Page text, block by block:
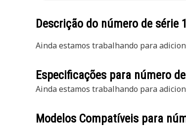
Descrição do número de série
Ainda estamos trabalhando para
Especificações para número
Ainda estamos trabalhando para
Modelos Compatíveis para